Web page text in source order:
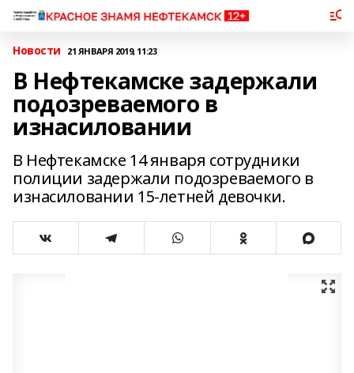
Новости 21 ЯНВАРЯ 2019, 11:23
В Нефтекамске задержали
подозреваемого в
изнасиловании
В Нефтекамске 14 января сотрудники
полиции задержали подозреваемого в
изнасиловании 15-летней девочки.